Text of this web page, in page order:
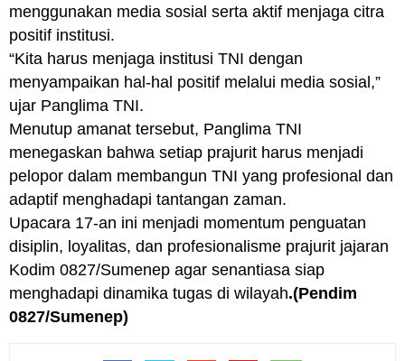
menggunakan media sosial serta aktif menjaga citra
positif institusi.
“Kita harus menjaga institusi TNI dengan
menyampaikan hal-hal positif melalui media sosial,”
ujar Panglima TNI.
Menutup amanat tersebut, Panglima TNI
menegaskan bahwa setiap prajurit harus menjadi
pelopor dalam membangun TNI yang profesional dan
adaptif menghadapi tantangan zaman.
Upacara 17-an ini menjadi momentum penguatan
disiplin, loyalitas, dan profesionalisme prajurit jajaran
Kodim 0827/Sumenep agar senantiasa siap
menghadapi dinamika tugas di wilayah.(Pendim
0827/Sumenep)